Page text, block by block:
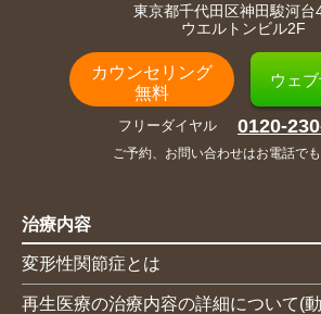
東京都千代田区神田駿河台
ウエルトンビル2F
カウンセリング
無料
ウェ
フリーダイヤル 0120-
ご予約、お問い合わせはお電話で
治療内容
変形性関節症とは
再生医療の治療内容の詳細について(